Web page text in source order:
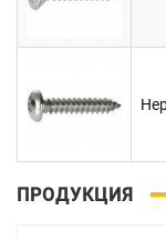
ПРОДУКЦИЯ